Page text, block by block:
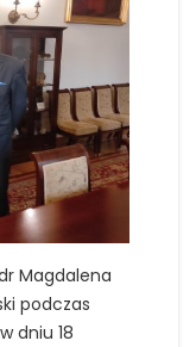
Magdalena
podczas
dniu 18